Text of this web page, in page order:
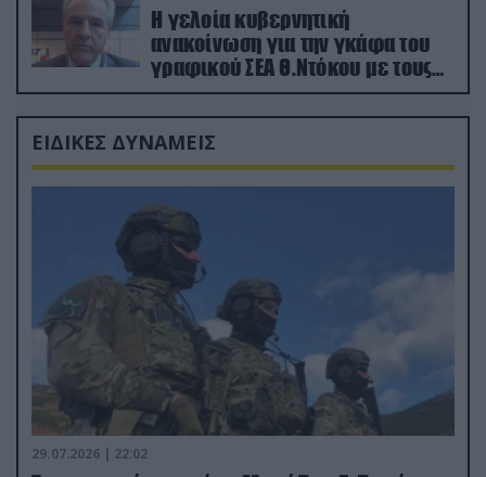
Η γελοία κυβερνητική
ανακοίνωση για την γκάφα του
γραφικού ΣΕΑ Θ.Ντόκου με τους
Ρώσους φαρσέρ
ΕΙΔΙΚΕΣ ΔΥΝΑΜΕΙΣ
29.07.2026 | 22:02